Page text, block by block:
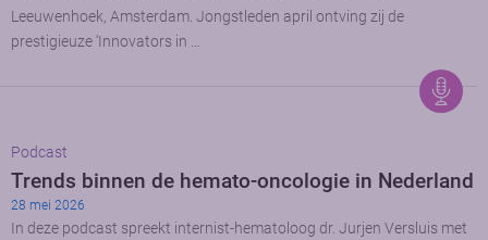
Leeuwenhoek, Amsterdam. Jongstleden april ontving zij de
prestigieuze ‘Innovators in …
Podcast
Trends binnen de hemato-oncologie in Nederland
28 mei 2026
In deze podcast spreekt internist-hematoloog dr. Jurjen Versluis met